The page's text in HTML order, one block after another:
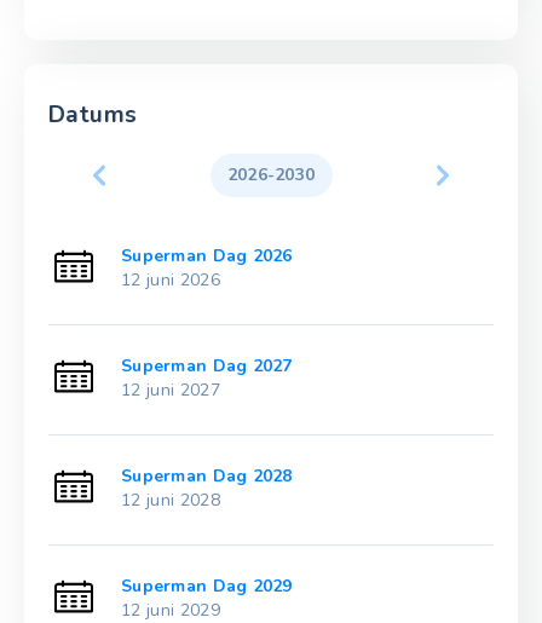
Datums
2026-2030
Superman Dag 2026
12 juni 2026
Superman Dag 2027
12 juni 2027
Superman Dag 2028
12 juni 2028
Superman Dag 2029
12 juni 2029